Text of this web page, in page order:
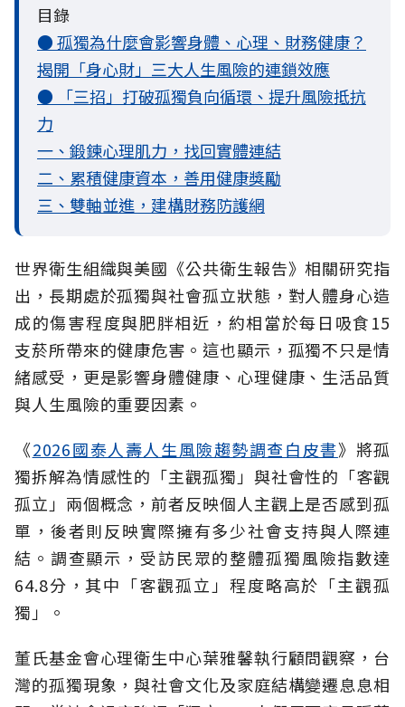
目錄
● 孤獨為什麼會影響身體、心理、財務健康？
揭開「身心財」三大人生風險的連鎖效應
● 「三招」打破孤獨負向循環、提升風險抵抗
力
一、鍛鍊心理肌力，找回實體連結
二、累積健康資本，善用健康獎勵
三、雙軸並進，建構財務防護網
世界衛生組織與美國《公共衛生報告》相關研究指
出，長期處於孤獨與社會孤立狀態，對人體身心造
成的傷害程度與肥胖相近，約相當於每日吸食15
支菸所帶來的健康危害。這也顯示，孤獨不只是情
緒感受，更是影響身體健康、心理健康、生活品質
與人生風險的重要因素。
《2026國泰人壽人生風險趨勢調查白皮書》將孤
獨拆解為情感性的「主觀孤獨」與社會性的「客觀
孤立」兩個概念，前者反映個人主觀上是否感到孤
單，後者則反映實際擁有多少社會支持與人際連
結。調查顯示，受訪民眾的整體孤獨風險指數達
64.8分，其中「客觀孤立」程度略高於「主觀孤
獨」。
董氏基金會心理衛生中心葉雅馨執行顧問觀察，台
灣的孤獨現象，與社會文化及家庭結構變遷息息相